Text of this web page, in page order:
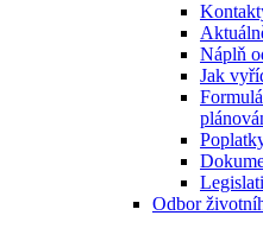
Náplň
Jak
Odbor